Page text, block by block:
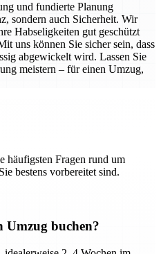
und fundierte Planung
sondern auch Sicherheit. Wir
Habseligkeiten gut geschützt
uns können Sie sicher sein, dass
abgewickelt wird. Lassen Sie
meistern – für einen Umzug,
häufigsten Fragen rund um
bestens vorbereitet sind.
Umzug buchen?